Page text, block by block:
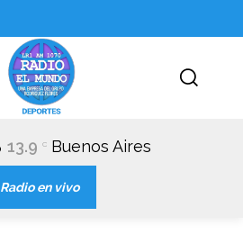
13.9 C Buenos Aires
Radio en vivo